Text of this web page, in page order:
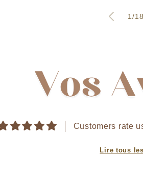
1/de
18
Customers rate
Lire tous